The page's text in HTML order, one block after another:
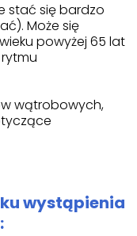
stać się bardzo
Może się
powyżej 65 lat
wątrobowych,
wystąpienia